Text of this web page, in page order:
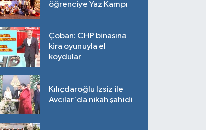
öğrenciye Yaz Kampı
Çoban: CHP binasına
kira oyunuyla el
koydular
Kılıçdaroğlu İzsiz ile
Avcılar'da nikah şahidi